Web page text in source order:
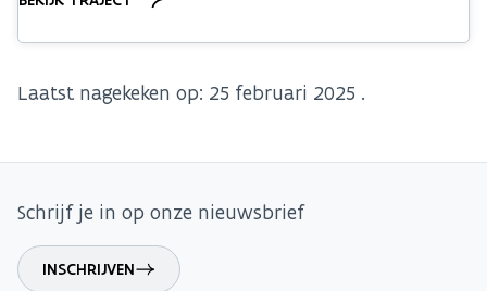
Laatst nagekeken op: 25 februari 2025 .
Schrijf je in op onze nieuwsbrief
INSCHRIJVEN